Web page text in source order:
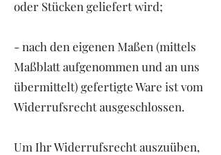
oder Stücken geliefert wird;
- nach den eigenen Maßen (mittels
Maßblatt aufgenommen und an uns
übermittelt) gefertigte Ware ist vom
Widerrufsrecht ausgeschlossen.
Um Ihr Widerrufsrecht auszuüben,